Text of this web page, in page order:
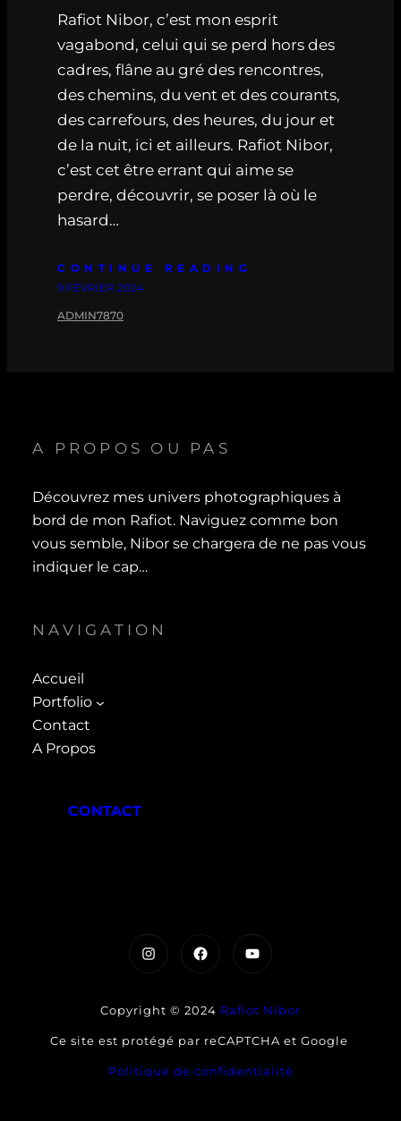
Rafiot Nibor, c’est mon esprit
vagabond, celui qui se perd hors des
cadres, flâne au gré des rencontres,
des chemins, du vent et des courants,
des carrefours, des heures, du jour et
de la nuit, ici et ailleurs. Rafiot Nibor,
c’est cet être errant qui aime se
perdre, découvrir, se poser là où le
hasard…
CONTINUE READING
9 FÉVRIER 2024
ADMIN7870
A PROPOS OU PAS
Découvrez mes univers photographiques à
bord de mon Rafiot. Naviguez comme bon
vous semble, Nibor se chargera de ne pas vous
indiquer le cap…
NAVIGATION
Accueil
Portfolio
Contact
A Propos
CONTACT
InstagramFacebookYouTube
Copyright © 2024 Rafiot Nibor
Ce site est protégé par reCAPTCHA et Google
Politique de confidentialité